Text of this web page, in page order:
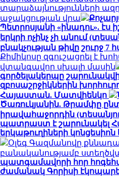
տարաձայնությունների
աջակցության վրա
Պետրոսյանի «ինադու». էս
երկրի ոչինչ չի անում
բնակչության թիվը շուրջ 7
Քիմիկոսը զգուշացրել է
վտանգավոր սխալի մասին
գործելակերպը
զբոսաշրջիկներին
Հայաստան. Մատվիենկո
Ծառուկյանին. Թրամփը
իրավահաջորդին
պատրաստ է շարունակել
երկաթուղիների
Օլեգ Գազմանովը
բանականությամբ
պատգամավորի հոր
ժամանակ Գորիսի